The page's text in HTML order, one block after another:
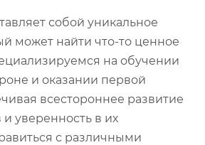
собой уникальное
может найти что-то ценное
на обучении
и оказании первой
всестороннее развитие
уверенность в их
с различными